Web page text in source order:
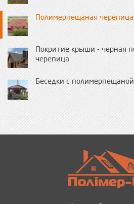
Полимерпещаная
Покритие крыши - черная
черепица
Беседки с